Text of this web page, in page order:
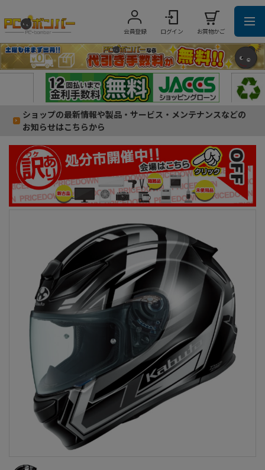
会員登録 ログイン お買物かご
ショップの最新情報や製品・サービス・メンテナンスなどの
お知らせはこちらから